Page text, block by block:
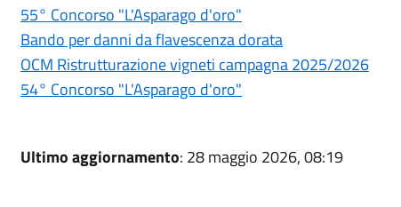
55° Concorso "L'Asparago d'oro"
Bando per danni da flavescenza dorata
OCM Ristrutturazione vigneti campagna 2025/2026
54° Concorso "L'Asparago d'oro"
Ultimo aggiornamento: 28 maggio 2026, 08:19